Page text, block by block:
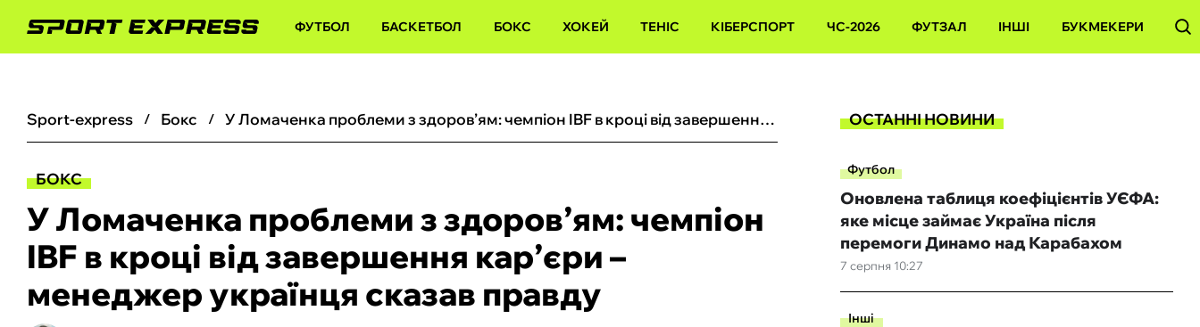
ФУТБОЛ БАСКЕТБОЛ БОКС ХОКЕЙ ТЕНІС КІБЕРСПОРТ ЧС-2026 ФУТЗАЛ ІНШІ БУКМЕКЕРИ
sport-express бокс У Ломаченка проблеми з здоров’ям: чемпіон IBF в кроці від завершення кар’єри – менеджер українця сказав правду
БОКС
У Ломаченка проблеми з здоров’ям: чемпіон
IBF в кроці від завершення кар’єри –
менеджер українця сказав правду
ОСТАННІ НОВИНИ
Футбол
7 серпня 10:27
Оновлена таблиця коефіцієнтів УЄФА:
яке місце займає Україна після
перемоги Динамо над Карабахом
Інші